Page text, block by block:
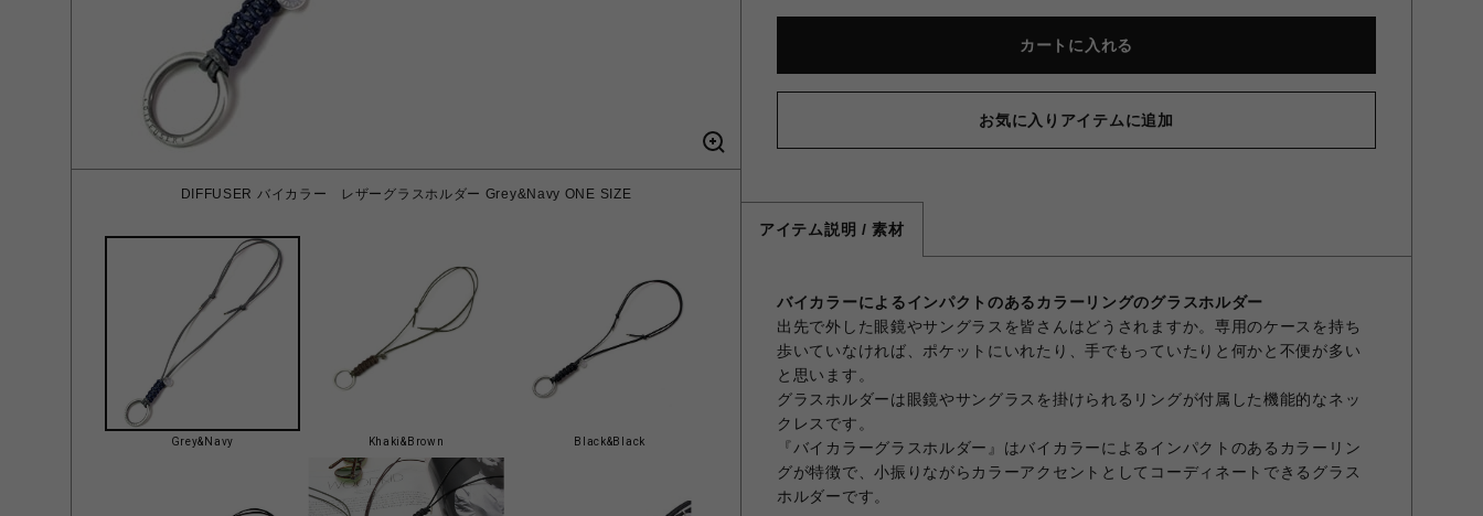
DIFFUSER バイカラー レザーグラスホルダー Grey&Navy ONE SIZE
Grey&Navy Khaki&Brown Black&Black
カートに入れる
お気に入りアイテムに追加
アイテム説明 / 素材
バイカラーによるインパクトのあるカラーリングのグラスホルダー
出先で外した眼鏡やサングラスを皆さんはどうされますか。専用のケースを持ち
歩いていなければ、ポケットにいれたり、手でもっていたりと何かと不便が多い
と思います。
グラスホルダーは眼鏡やサングラスを掛けられるリングが付属した機能的なネッ
クレスです。
『バイカラーグラスホルダー』はバイカラーによるインパクトのあるカラーリン
グが特徴で、小振りながらカラーアクセントとしてコーディネートできるグラス
ホルダーです。